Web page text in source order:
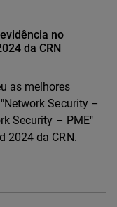
no
da CRN
as melhores
Security –
Security – PME"
2024 da CRN.